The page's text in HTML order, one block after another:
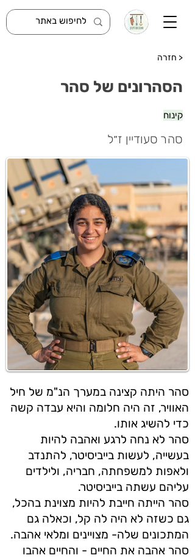
< חזרה
הסהרונים של סהר
קינוח
סהר סעודיין ז״ל
סהר היתה קצינה במערך הנ"מ של חיל
האוויר, זה היה חלומה והיא עבדה קשה
כדי להשיג אותו.
סהר לא נחה לרגע ואהבה להיות
בעשייה, לעשות בייביסיטר, להתנדב
ולאפות למשפחתה, חבריה, ולילדים
עליהם עשתה בייביסיטר.
סהר הייתה חייבת להיות מצוינת בהכל,
גם כשזה לא היה לה קל, וכאלה גם
המתכונים שלה- מצויינים ומלאי אהבה.
סהר אהבה את החיים - והחיים אהבו